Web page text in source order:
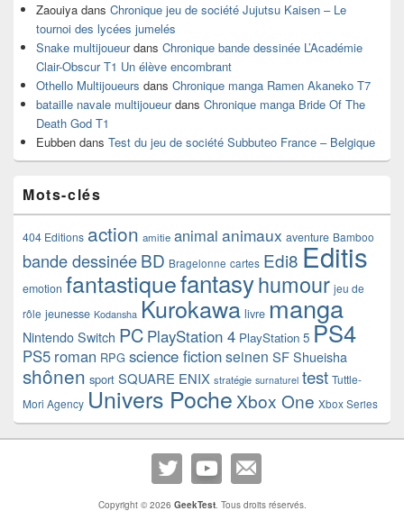
Zaouiya dans Chronique jeu de société Jujutsu Kaisen – Le
tournoi des lycées jumelés
Snake multijoueurdans Chronique bande dessinée L’Académie
Clair-Obscur T1 Un élève encombrant
Othello Multijoueurs dans Chronique manga Ramen Akaneko T7
bataille navale multijoueurdans Chronique manga Bride Of The
Death God T1
Eubben dans Test du jeu de société Subbuteo France – Belgique
Mots-clés
404 Editions action amitie animal animaux aventure Bamboo
bande dessinéeBD Bragelonne cartes Edi8 Editis
emotion fantastiquefantasyhumour jeu de
rôle jeunesse Kodansha Kurokawa livre manga
Nintendo Switch PC PlayStation 4 PlayStation 5 PS4
PS5 roman RPG science fictionseinen SF Shueisha
shônen sport SQUARE ENIX stratégie surnaturel test Tuttle-
Mori Agency Univers Poche Xbox One Xbox Series
Copyright © 2026 GeekTest. Tous droits réservés.